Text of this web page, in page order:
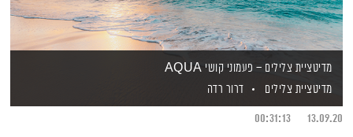
מדיטציית צלילים – פעמוני קושי AQUA
מדיטציית צלילים
דרור רדה
13.09.20
00:31:13